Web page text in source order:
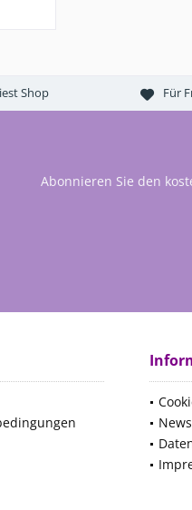
Shop Für
Abonnieren Sie den